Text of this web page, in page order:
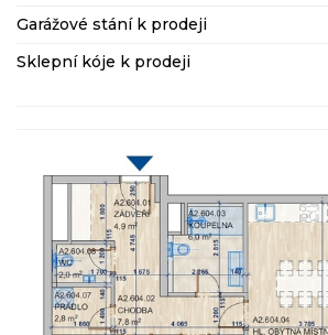
Garážové stání k prodeji
Sklepní kóje k prodeji